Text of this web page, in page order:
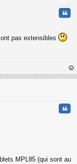
pas extensibles
au
MPL85 (qui sont au